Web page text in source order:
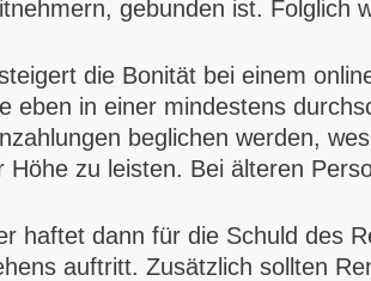
gebunden ist. Folglich
die Bonität bei einem
eben in einer mindestens
beglichen werden,
Höhe zu leisten. Bei älteren
haftet dann für die Schuld des
auftritt. Zusätzlich sollten